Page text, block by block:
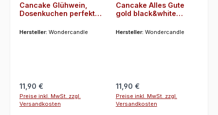
Cancake Glühwein,
Dosenkuchen perfekt
Weihnachtsmarkt
Hersteller: Wondercandle
Regulärer Preis:
11,90 €
Preise inkl. MwSt. zzgl.
Versandkosten
Cancake Alles Gute
gold black&white
Geburtstagskuchen
Hersteller: Wondercandle
Regulärer Preis:
11,90 €
Preise inkl. MwSt. zzgl.
Versandkosten